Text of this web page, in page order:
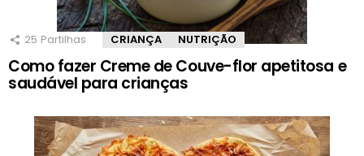
25 Partilhas CRIANÇA NUTRIÇÃO
Como fazer Creme de Couve-flor apetitosa e
saudável para crianças